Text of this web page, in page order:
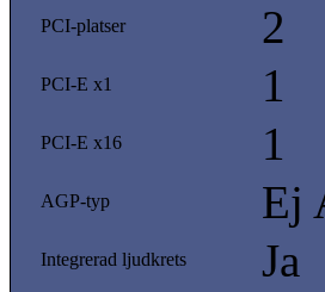
PCI-platser 2
PCI-E x1 1
PCI-E x16 1
AGP-typ Ej
Integrerad ljudkrets Ja